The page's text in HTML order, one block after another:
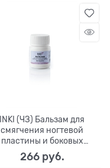
INKI (ЧЗ) Бальзам для
смягчения ногтевой
пластины и боковых
валиков, 10мл (Stop
онихокриптоз)
266 руб.